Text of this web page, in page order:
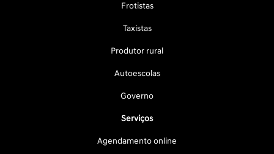
Frotistas
Taxistas
Produtor rural
Autoescolas
Governo
Serviços
Agendamento online